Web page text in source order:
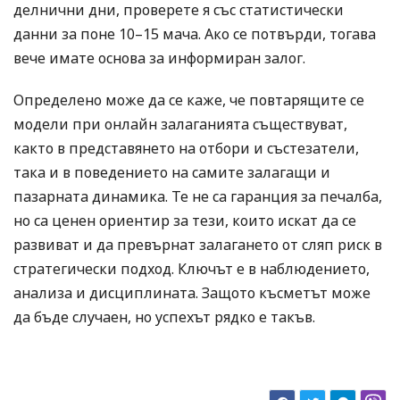
делнични дни, проверете я със статистически
данни за поне 10–15 мача. Ако се потвърди, тогава
вече имате основа за информиран залог.
Определено може да се каже, че повтарящите се
модели при онлайн залаганията съществуват,
както в представянето на отбори и състезатели,
така и в поведението на самите залагащи и
пазарната динамика. Те не са гаранция за печалба,
но са ценен ориентир за тези, които искат да се
развиват и да превърнат залагането от сляп риск в
стратегически подход. Ключът е в наблюдението,
анализа и дисциплината. Защото късметът може
да бъде случаен, но успехът рядко е такъв.